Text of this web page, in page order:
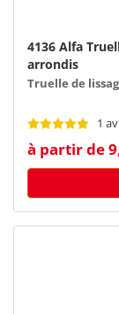
4136 Alfa
arrondis
Truelle de
1
à partir de